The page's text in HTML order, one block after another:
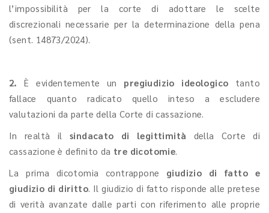
l’impossibilità per la corte di adottare le scelte
discrezionali necessarie per la determinazione della pena
(sent. 14873/2024).
2. È evidentemente un pregiudizio ideologico tanto
fallace quanto radicato quello inteso a escludere
valutazioni da parte della Corte di cassazione.
In realtà il sindacato di legittimità della Corte di
cassazione è definito da tre dicotomie.
La prima dicotomia contrappone giudizio di fatto e
giudizio di diritto. Il giudizio di fatto risponde alle pretese
di verità avanzate dalle parti con riferimento alle proprie